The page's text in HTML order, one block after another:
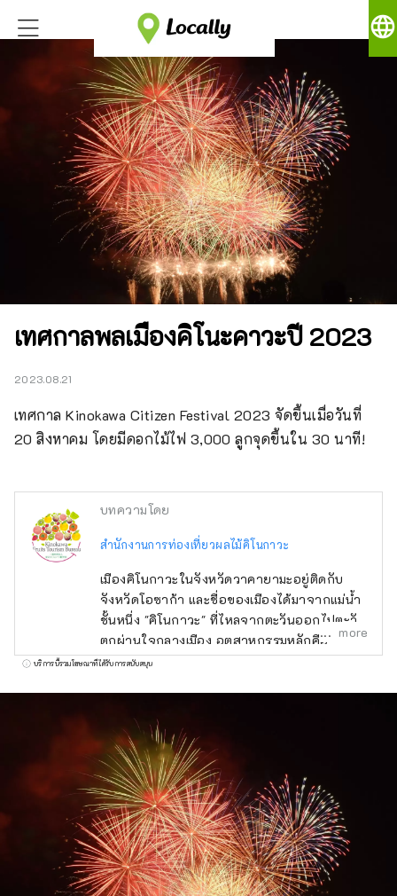
language
เทศกาลพลเมืองคิโนะคาวะปี 2023
2023.08.21
เทศกาล Kinokawa Citizen Festival 2023 จัดขึ้นเมื่อวันที่
20 สิงหาคม โดยมีดอกไม้ไฟ 3,000 ลูกจุดขึ้นใน 30 นาที!
บทความโดย
สำนักงานการท่องเที่ยวผลไม้คิโนกาวะ
เมืองคิโนกาวะในจังหวัดวาคายามะอยู่ติดกับ
จังหวัดโอซาก้า และชื่อของเมืองได้มาจากแม่น้ำ
ชั้นหนึ่ง "คิโนกาวะ" ที่ไหลจากตะวันออกไปตะวัน
ตกผ่านใจกลางเมือง อุตสาหกรรมหลักคือ
เกษตรกรรม ผลไม้ เช่น สตรอเบอร์รี่ พีช มะเดื่อ
แบรนด์ชั้นนำ ``Arakawa no Momo'' และลูกพีช
``Hitome Jumanbon Togenkyo'' และ
``Kinokawa persimmon'' สีดำหวาน นอกจากนี้
ยังได้รับพรจากสถานที่ท่องเที่ยวต่างๆ เช่น หนึ่ง
ในสถานที่ร่อนร่มร่อนชั้นนำของญี่ปุ่น และสถานี
Kishi ซึ่งเป็นบ้านของนายสถานีแมวที่มีชื่อเสียง
ที่สุดในโลก สำนักงานการท่องเที่ยวผลไม้คิโนกา
วะจำหน่ายผลิตภัณฑ์ผลไม้พิเศษ เช่นเดียวกับ
ผลิตภัณฑ์การท่องเที่ยว เช่น ประสบการณ์การ
more
บริการนี้รวมโฆษณาที่ได้รับการสนับสนุน